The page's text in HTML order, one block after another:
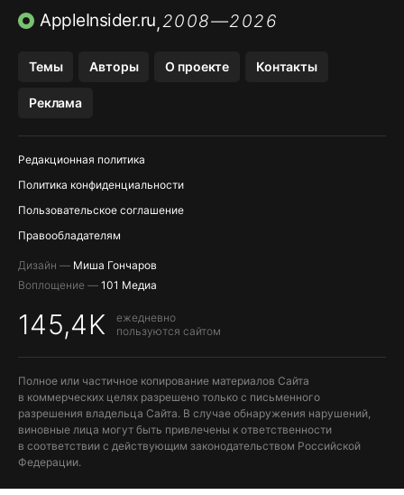
ПРИЛОЖЕНИЯ APP STORE
AppleInsider.ru,2008—2026
Темы Авторы О проекте Контакты
Реклама
Редакционная политика
Политика конфиденциальности
Пользовательское соглашение
Правообладателям
Дизайн — Миша Гончаров
Воплощение — 101 Медиа
145,4K
ежедневно
пользуются сайтом
Полное или частичное копирование материалов Сайта
в коммерческих целях разрешено только с письменного
разрешения владельца Сайта. В случае обнаружения нарушений,
виновные лица могут быть привлечены к ответственности
в соответствии с действующим законодательством Российской
Федерации.